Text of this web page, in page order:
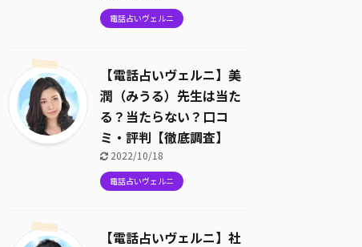
電話占いヴェルニ
【電話占いヴェルニ】美
潤（みうる）先生は当た
る？当たらない？口コ
ミ・評判【徹底調査】
2022/10/18
電話占いヴェルニ
【電話占いヴェルニ】社